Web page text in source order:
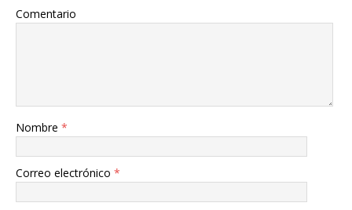
Comentario
Nombre *
Correo electrónico *